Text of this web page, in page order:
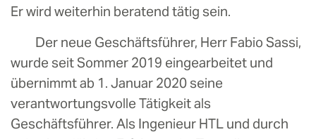
Er wird weiterhin beratend tätig sein.
Der neue Geschäftsführer, Herr Fabio Sassi,
wurde seit Sommer 2019 eingearbeitet und
übernimmt ab 1. Januar 2020 seine
verantwortungsvolle Tätigkeit als
Geschäftsführer. Als Ingenieur HTL und durch